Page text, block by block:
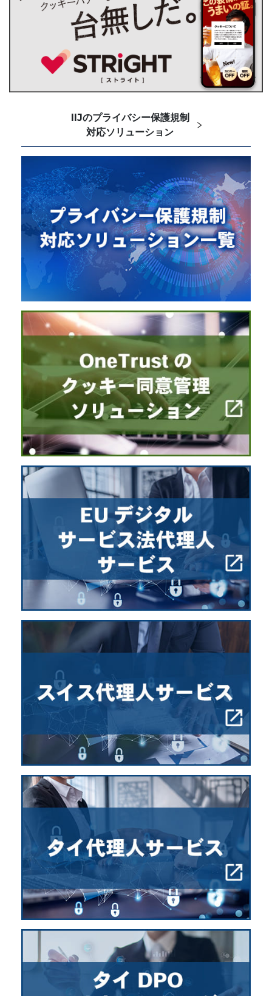
IIJのプライバシー保護規制
対応ソリューション